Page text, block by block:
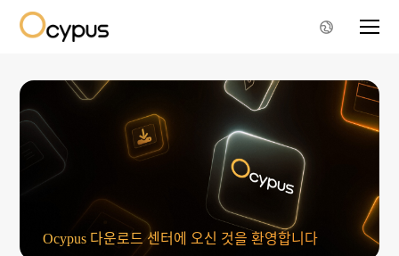
Ocypus 다운로드 센터에 오신 것을 환영합니다